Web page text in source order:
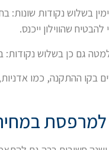
בשלוש נקודות שונות:
שהווילון ייכנס.
גם כן בשלוש נקודות:
בקו ההתקנה, כמו אדניות,
למרפסת